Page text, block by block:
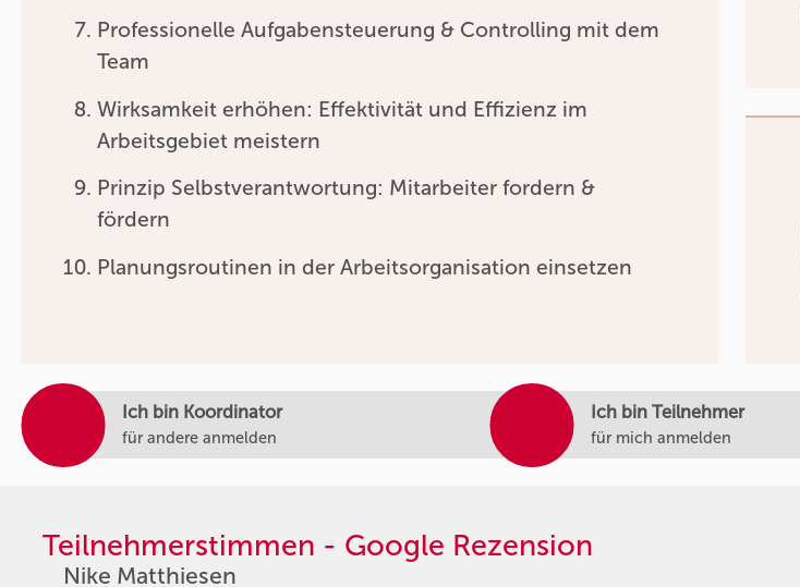
Ich bin Koordinator
für andere anmelden
Ich bin Teilnehmer
für mich anmelden
Professionelle Aufgabensteuerung & Controlling mit dem
Team
Wirksamkeit erhöhen: Effektivität und Effizienz im
Arbeitsgebiet meistern
Prinzip Selbstverantwortung: Mitarbeiter fordern &
fördern
Planungsroutinen in der Arbeitsorganisation einsetzen
Teilnehmerstimmen - Google Rezension
Nike Matthiesen